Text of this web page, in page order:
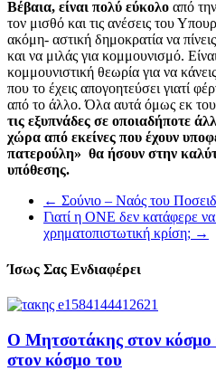
Βέβαια, είναι πολύ εύκολο από
τον μισθό και τις ανέσεις του
ακόμη- αστική δημοκρατία να
και να μιλάς για κομμουνισμό.
κομμουνιστική θεωρία για να
που το έχεις απογοητεύσει γιατί
από το άλλο. Όλα αυτά όμως εκ
τις εξυπνάδες σε οποιαδήποτε
χώρα από εκείνες που έχουν
πατερούλη» θα ήσουν στην
υπόθεσης.
← Σούνιο – Ναός του
Γιατί η ΟΝΕ δεν κατάφερε
χρηματοπιστωτική κρίση; →
Ίσως Σας Ενδιαφέρει
Ο Μητσοτάκης στον
στον κόσμο του